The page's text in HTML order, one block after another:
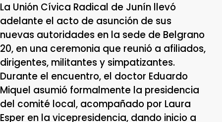
La Unión Cívica Radical de Junín llevó
adelante el acto de asunción de sus
nuevas autoridades en la sede de Belgrano
20, en una ceremonia que reunió a afiliados,
dirigentes, militantes y simpatizantes.
Durante el encuentro, el doctor Eduardo
Miquel asumió formalmente la presidencia
del comité local, acompañado por Laura
Esper en la vicepresidencia, dando inicio a